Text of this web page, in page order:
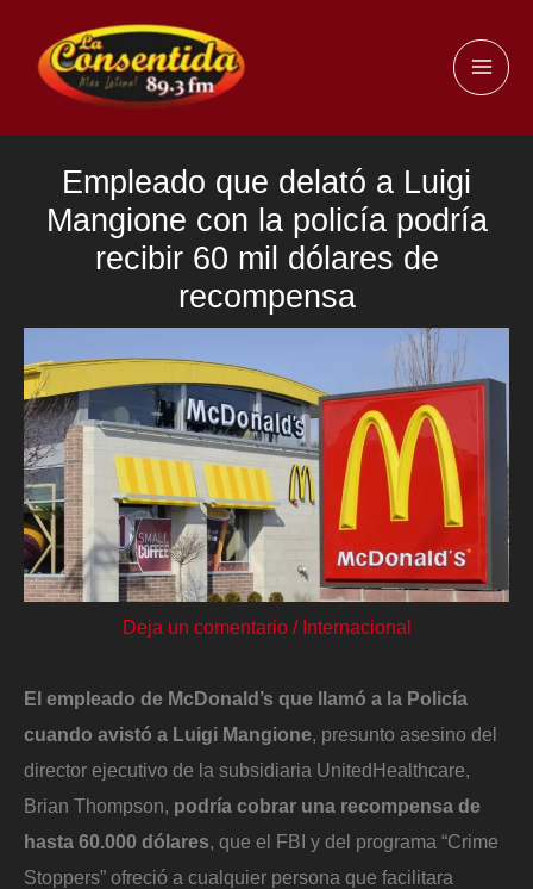
contenido
Empleado que delató a Luigi
Mangione con la policía podría
recibir 60 mil dólares de
recompensa
Deja un comentario / Internacional
El empleado de McDonald’s que llamó a la Policía
cuando avistó a Luigi Mangione, presunto asesino del
director ejecutivo de la subsidiaria UnitedHealthcare,
Brian Thompson, podría cobrar una recompensa de
hasta 60.000 dólares, que el FBI y del programa “Crime
Stoppers” ofreció a cualquier persona que facilitara